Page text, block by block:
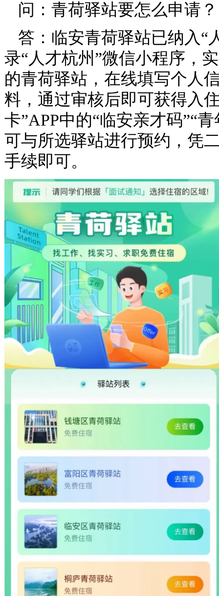
问：青荷驿站要怎么申请？
答：临安青荷驿站已纳入“
录“人才杭州”微信小程序，
的青荷驿站，在线填写个人
料，通过审核后即可获得入
卡”APP中的“临安亲才码”“
可与所选驿站进行预约，凭
手续即可。